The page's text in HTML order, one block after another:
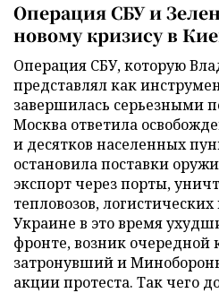
Операция СБУ и
новому кризису в
Операция СБУ, которую
представлял как
завершилась серьезными
Москва ответила
и десятков населенных
остановила поставки
экспорт через порты,
тепловозов,
Украине в это время
фронте, возник очередной
затронувший и
акции протеста. Так чего